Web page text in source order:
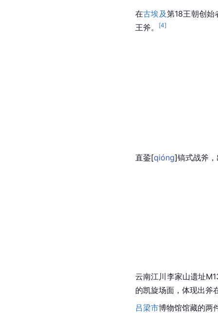
在古埃及第18王朝创始
王斧。
[4]
直銎[qióng]镐式战斧
云南江川李家山遗址
的凯旋场面，体现出斧
吕梁市博物馆馆藏的两